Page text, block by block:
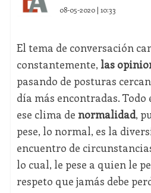
08-05-2020 | 10:33
El tema de conversación
constantemente, las
pasando de posturas
día más encontradas. Todo
ese clima de normalidad,
pese, lo normal, es la
encuentro de
lo cual, le pese a quien le
respeto que jamás debe